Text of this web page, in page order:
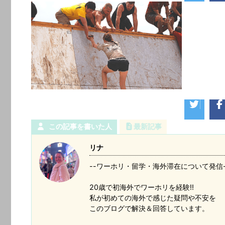
この記事を書いた人 最新記事
リナ
--ワーホリ・留学・海外滞在について発
20歳で初海外でワーホリを経験!!
私が初めての海外で感じた疑問や不安を
このブログで解決＆回答しています。